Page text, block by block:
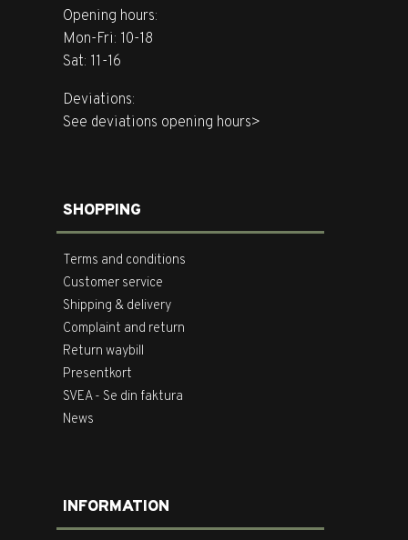
Opening hours:
Mon-Fri: 10-18
Sat: 11-16
Deviations:
See deviations opening hours>
SHOPPING
Terms and conditions
Customer service
Shipping & delivery
Complaint and return
Return waybill
Presentkort
SVEA - Se din faktura
News
INFORMATION